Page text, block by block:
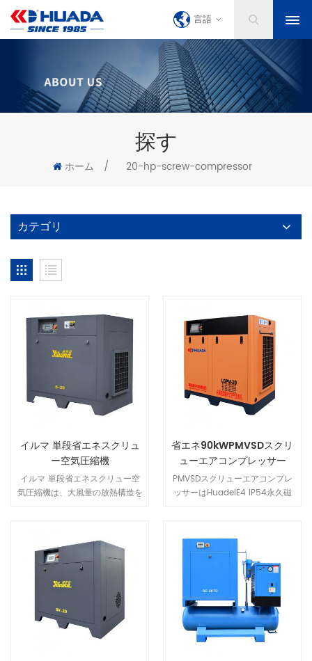
言語
探す
ホーム / 20-hp-screw-compressor
カテゴリ
イルマ 単段省エネスクリュ
ー空気圧縮機
イルマ 単段省エネスクリュー空
気圧縮機は、大風量の放熱構造を
省エネ90kWPMVSDスクリ
ューエアコンプレッサー
PMVSDスクリューエアコンプレ
ッサーはHuadeIE4 IP54永久磁
す.新しい省エネ構成により、一
般的なスクリューエアコンプレッ
サーよりも40％節約できます.